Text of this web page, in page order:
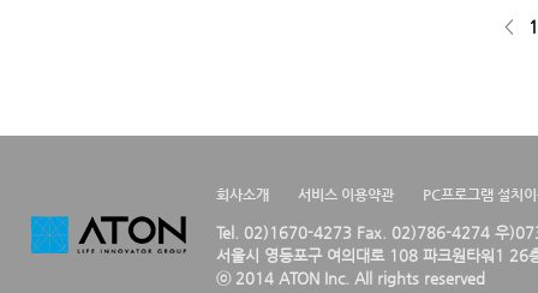
< 1
회사소개 서비스 이용약관 PC프로그램 설치
Tel. 02)1670-4273 Fax. 02)786-4274 우
서울시 영등포구 여의대로 108 파크원타워1 26
ⓒ 2014 ATON Inc. All rights reserved